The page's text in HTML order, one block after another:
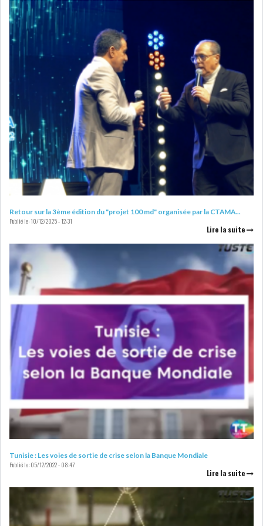
GRAPHIQUE TUNINDEX
GRAPHIQUE DU TUNINDEX
RSS ANALYSES QUOTIDIENNES
RSS ANALYSES HEBDOMADAIRES
RSS ZOOMS
SECTEURS
BANCAIRE
LEASING
LOGISTIQUE ET
TRANSPORT
TOURSIME
DISTRIBUTION
COMPOSANTS
AUTOMOBILES
CHIMIE
DISTRIBUTION
FINANCIER IMMOBILIER
HOLDING INDUSTRIEL
AGRO-ALIMENTAIRE DIVERS
Retour sur la 3ème édition du "projet 100 md" organisée par la CTAMA...
Publié le:10/12/2025 - 12:31
Lire la suite
Tunisie : Les voies de sortie de crise selon la Banque Mondiale
Publié le:05/12/2022 - 08:47
Lire la suite